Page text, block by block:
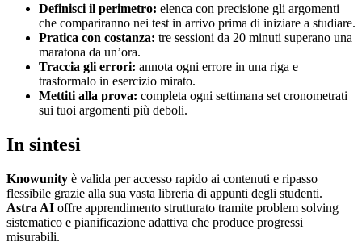
Definisci il perimetro: elenca con precisione gli argomenti
che compariranno nei test in arrivo prima di iniziare a studiare.
Pratica con costanza: tre sessioni da 20 minuti superano una
maratona da un’ora.
Traccia gli errori: annota ogni errore in una riga e
trasformalo in esercizio mirato.
Mettiti alla prova: completa ogni settimana set cronometrati
sui tuoi argomenti più deboli.
In sintesi
Knowunity è valida per accesso rapido ai contenuti e ripasso
flessibile grazie alla sua vasta libreria di appunti degli studenti.
Astra AI offre apprendimento strutturato tramite problem solving
sistematico e pianificazione adattiva che produce progressi
misurabili.